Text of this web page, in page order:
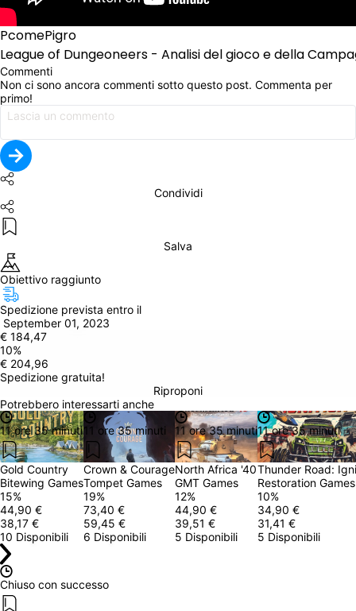
PcomePigro
League of Dungeoneers - Analisi del gioco e della
Commenti
Non ci sono ancora commenti sotto questo post. Commenta per
primo!
Condividi
Salva
Obiettivo raggiunto
Spedizione prevista entro il
September 01, 2023
€ 184,47
10%
€ 204,96
Spedizione gratuita!
Riproponi
Potrebbero interessarti anche
11 ore 35 minuti
Gold Country
Bitewing Games
15%
44,90 €
38,17 €
10 Disponibili
11 ore 35 minuti
Crown & Courage
Tompet Games
19%
73,40 €
59,45 €
6 Disponibili
11 ore 35 minuti
North Africa '40
GMT Games
12%
44,90 €
39,51 €
5 Disponibili
11 ore 35 minuti
Thunder Road:
Restoration Games
10%
34,90 €
31,41 €
5 Disponibili
Chiuso con successo